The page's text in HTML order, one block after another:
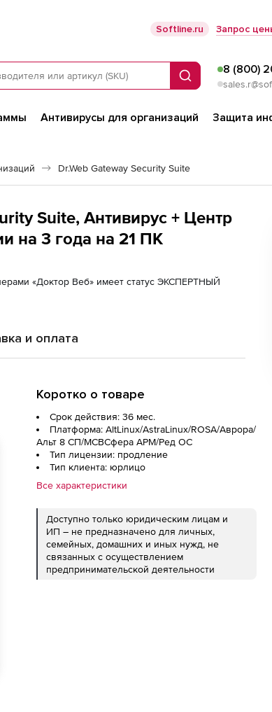
Softline.ru Запрос
Поиск
8 (800)
Антивирусы для организаций Защита
Dr.Web Gateway Security Suite
Suite, Антивирус + Центр
на 3 года на 21 ПК
«Доктор Веб» имеет статус ЭКСПЕРТНЫЙ
и оплата
Коротко о товаре
Срок действия: 36 мес.
Платформа: AltLinux/AstraLinux/ROSA/Аврора/
Альт 8 СП/МСВСфера АРМ/Ред ОС
Тип лицензии: продление
Тип клиента: юрлицо
Все характеристики
Доступно только юридическим лицам и
ИП – не предназначено для личных,
семейных, домашних и иных нужд, не
связанных с осуществлением
предпринимательской деятельности